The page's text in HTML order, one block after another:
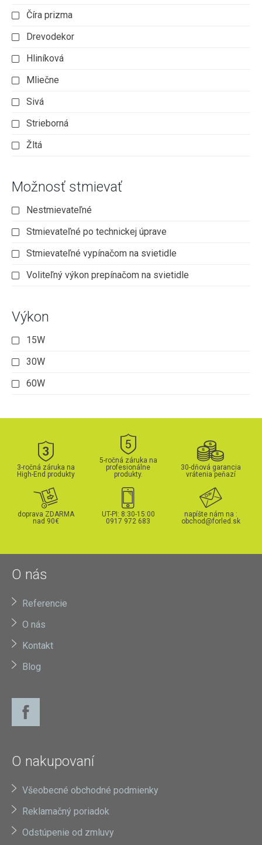
Číra prizma
Drevodekor
Hliníková
Mliečne
Sivá
Strieborná
Žltá
Možnosť stmievať
Nestmievateľné
Stmievateľné po technickej úprave
Stmievateľné vypínačom na svietidle
Voliteľný výkon prepínačom na svietidle
Výkon
15W
30W
60W
3-ročná záruka na
High-End produkty
5-ročná záruka na
profesionálne
produkty.
30-dňová garancia
vrátenia peňazí
doprava ZDARMA
nad 90€
UT-PI: 8:30-15:00
0917 972 683
napíšte nám na :
obchod@forled.sk
O nás
Referencie
O nás
Kontakt
Blog
O nakupovaní
Všeobecné obchodné podmienky
Reklamačný poriadok
Odstúpenie od zmluvy